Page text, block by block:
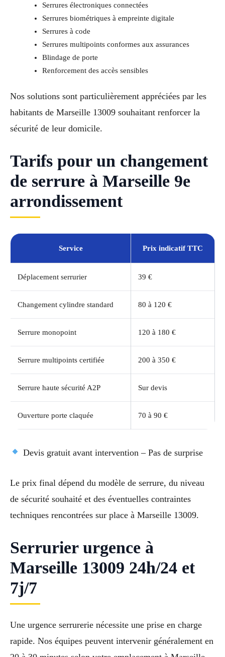
Serrures électroniques connectées
Serrures biométriques à empreinte digitale
Serrures à code
Serrures multipoints conformes aux assurances
Blindage de porte
Renforcement des accès sensibles
Nos solutions sont particulièrement appréciées par les
habitants de Marseille 13009 souhaitant renforcer la
sécurité de leur domicile.
Tarifs pour un changement
de serrure à Marseille 9e
arrondissement
Service Prix indicatif TTC
Déplacement serrurier 39 €
Changement cylindre standard 80 à 120 €
Serrure monopoint 120 à 180 €
Serrure multipoints certifiée 200 à 350 €
Serrure haute sécurité A2P Sur devis
Ouverture porte claquée 70 à 90 €
Devis gratuit avant intervention – Pas de surprise
Le prix final dépend du modèle de serrure, du niveau
de sécurité souhaité et des éventuelles contraintes
techniques rencontrées sur place à Marseille 13009.
Serrurier urgence à
Marseille 13009 24h/24 et
7j/7
Une urgence serrurerie nécessite une prise en charge
rapide. Nos équipes peuvent intervenir généralement en